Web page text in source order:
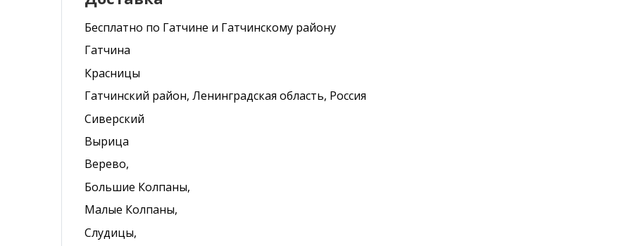
Бесплатно по Гатчине и Гатчинскому району
Гатчина
Красницы
Гатчинский район, Ленинградская область, Россия
Сиверский
Вырица
Верево,
Большие Колпаны,
Малые Колпаны,
Слудицы,